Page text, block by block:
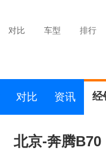
对比 车型 排行
对比 资讯 经
北京-奔腾B70